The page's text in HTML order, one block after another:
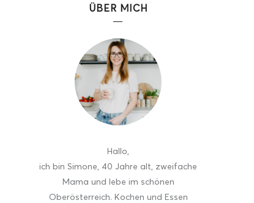
ÜBER MICH
Hallo
ich bin Simone, 40 Jahre alt, zweifache
Mama und lebe im schönen
Oberösterreich. Kochen und Essen